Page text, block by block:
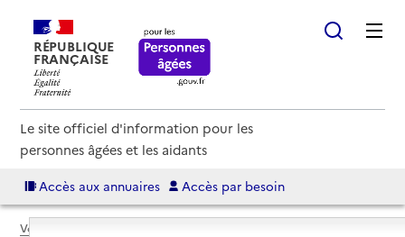
RÉPUBLIQUE
FRANÇAISE
Le site officiel d'information pour les
personnes âgées et les aidants
Accès aux annuaires Accès par besoin
Voir le fil d’Ariane